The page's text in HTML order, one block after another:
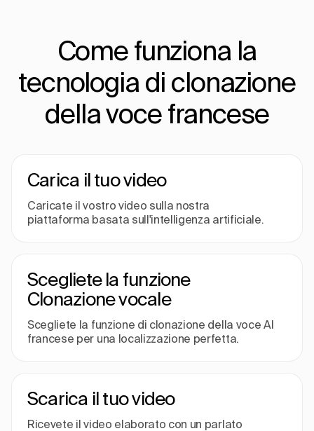
Come funziona la
tecnologia di clonazione
della voce francese
Carica il tuo video
Caricate il vostro video sulla nostra
piattaforma basata sull'intelligenza artificiale.
Scegliete la funzione
Clonazione vocale
Scegliete la funzione di clonazione della voce AI
francese per una localizzazione perfetta.
Scarica il tuo video
Ricevete il video elaborato con un parlato